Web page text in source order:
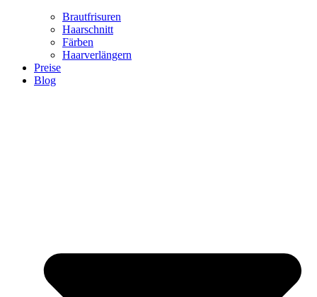
Brautfrisuren
Haarschnitt
Färben
Haarverlängern
Preise
Blog